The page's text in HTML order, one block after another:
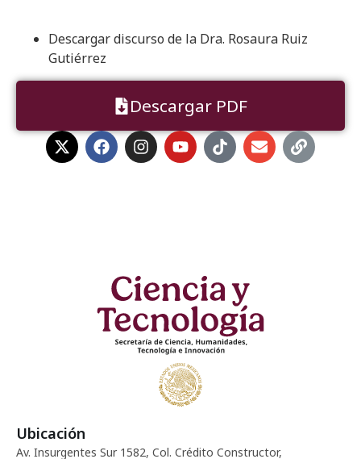
Descargar discurso de la Dra. Rosaura Ruiz
Gutiérrez
Descargar PDF
Ubicación
Av. Insurgentes Sur 1582, Col. Crédito Constructor,